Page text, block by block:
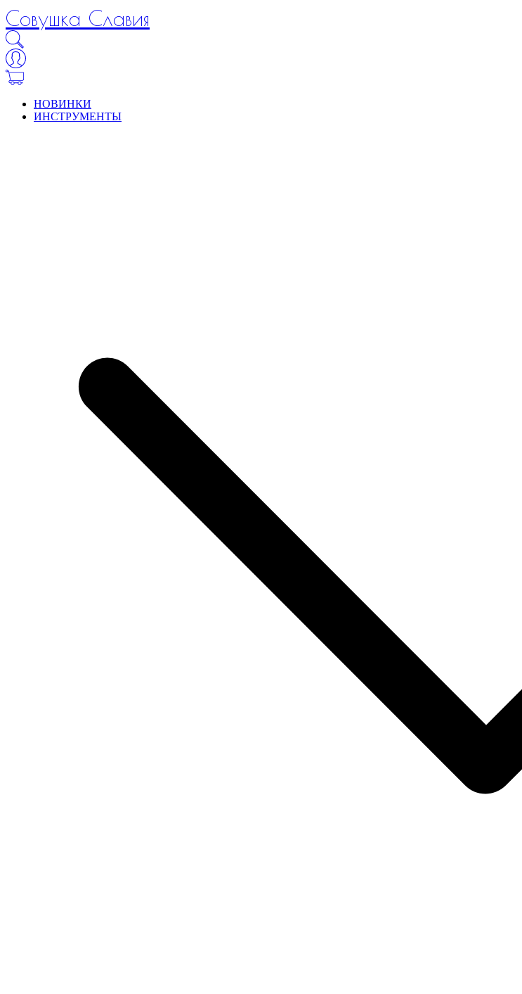
Совушка Славия
НОВИНКИ
ИНСТРУМЕНТЫ